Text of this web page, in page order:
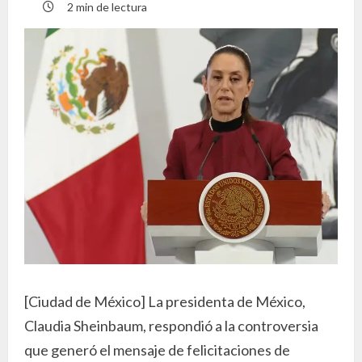
2 min de lectura
[Ciudad de México] La presidenta de México,
Claudia Sheinbaum, respondió a la controversia
que generó el mensaje de felicitaciones de